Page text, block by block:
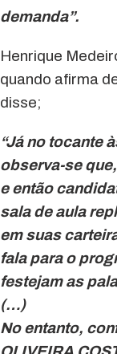
demanda”.
Henrique
quando afirma
disse;
“Já no tocante
observa-se
e então
sala de aula
em suas
fala para o
festejam as
(…)
No entanto,